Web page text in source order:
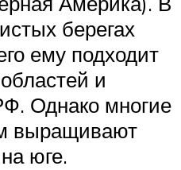
берегах
ему подходит
и
Однако многие
выращивают
юге.